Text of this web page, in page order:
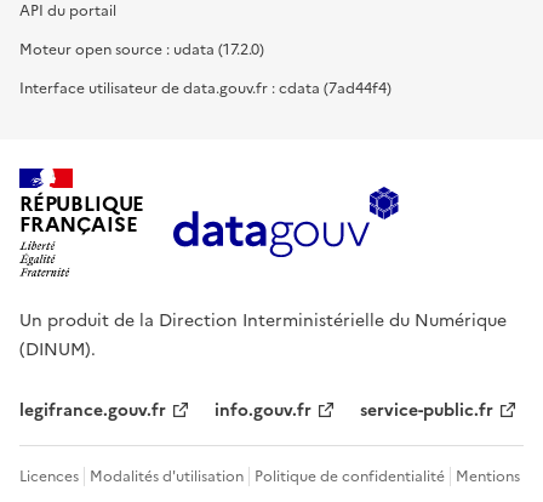
API du portail
Moteur open source : udata (17.2.0)
Interface utilisateur de data.gouv.fr : cdata (7ad44f4)
RÉPUBLIQUE
FRANÇAISE
Un produit de la Direction Interministérielle du Numérique
(DINUM).
legifrance.gouv.fr info.gouv.fr service-public.fr
Licences Modalités d'utilisation Politique de confidentialité Mentions